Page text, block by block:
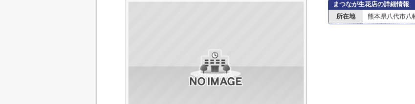
まつなが生花店の詳細情報
所在地
熊本県八代市八